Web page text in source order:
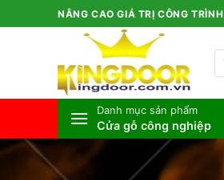
qua
NÂNG CAO GIÁ TRỊ CÔNG TRÌNH
Danh mục sản phẩm
Cửa gỗ công nghiệp